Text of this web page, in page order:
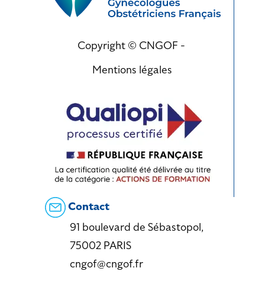
Copyright © CNGOF -
Mentions légales
Contact
91 boulevard de Sébastopol,
75002 PARIS
cngof@cngof.fr